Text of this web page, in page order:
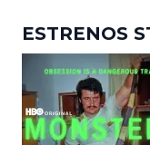
ESTRENOS